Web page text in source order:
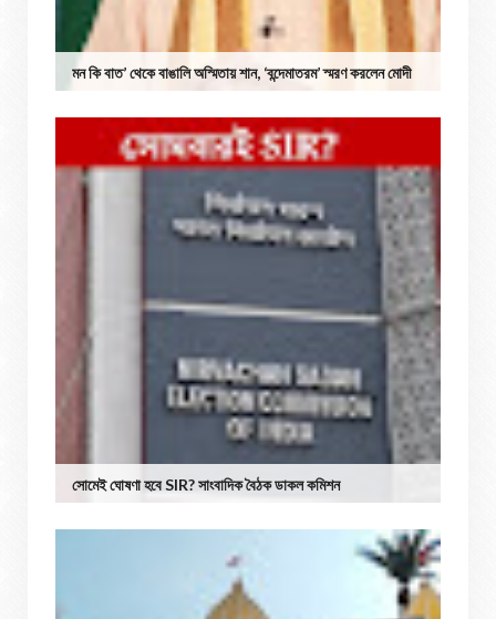
মন কি বাত’ থেকে বাঙালি অস্মিতায় শান, ‘বন্দেমাতরম’ স্মরণ করলেন মোদী
সোমেই ঘোষণা হবে SIR? সাংবাদিক বৈঠক ডাকল কমিশন